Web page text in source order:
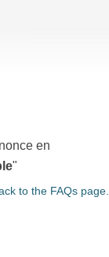
en
"
to the FAQs page.